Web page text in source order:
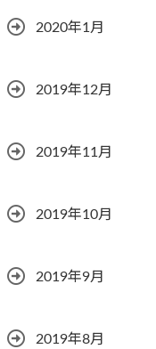
2020年1月
2019年12月
2019年11月
2019年10月
2019年9月
2019年8月